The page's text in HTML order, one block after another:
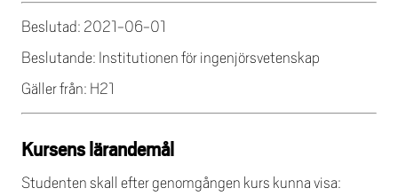
Beslutad: 2021-06-01
Beslutande: Institutionen för ingenjörsvetenskap
Gäller från: H21
Kursens lärandemål
Studenten skall efter genomgången kurs kunna visa: